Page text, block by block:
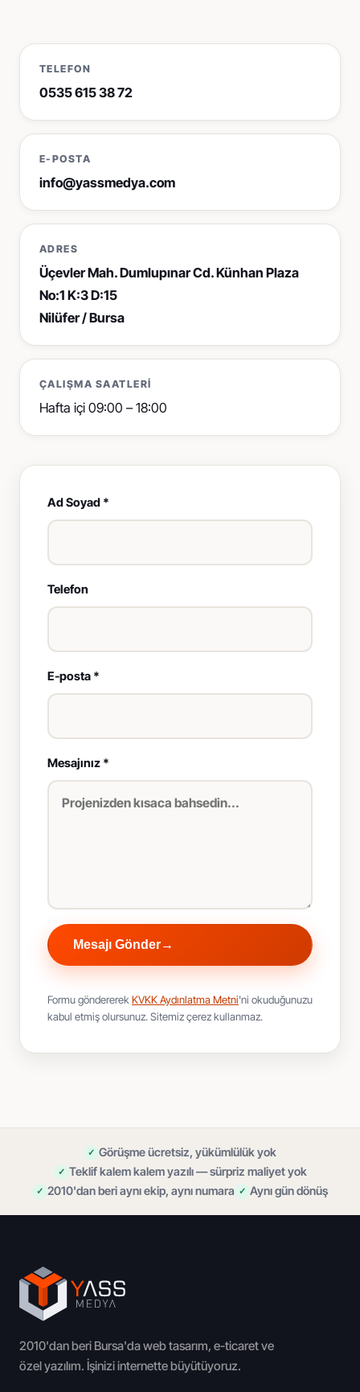
Sosyal Medya
TELEFON
0535 615 38 72
E-POSTA
info@yassmedya.com
ADRES
Üçevler Mah. Dumlupınar Cd. Künhan Plaza
No:1 K:3 D:15
Nilüfer / Bursa
ÇALIŞMA SAATLERI
Hafta içi 09:00 – 18:00
Ad Soyad *
Telefon
E-posta *
Mesajınız *
Mesajı Gönder→
Formu göndererek KVKK Aydınlatma Metni'ni okuduğunuzu
kabul etmiş olursunuz. Sitemiz çerez kullanmaz.
Görüşme ücretsiz, yükümlülük yok
Teklif kalem kalem yazılı — sürpriz maliyet yok
2010'dan beri aynı ekip, aynı numara
Aynı gün dönüş
2010'dan beri Bursa'da web tasarım, e-ticaret ve
özel yazılım. İşinizi internette büyütüyoruz.